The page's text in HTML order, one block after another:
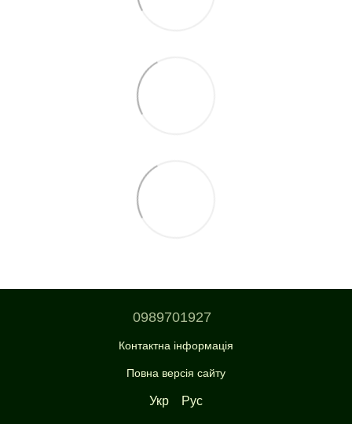
0989701927
Контактна інформація
Повна версія сайту
Укр Рус